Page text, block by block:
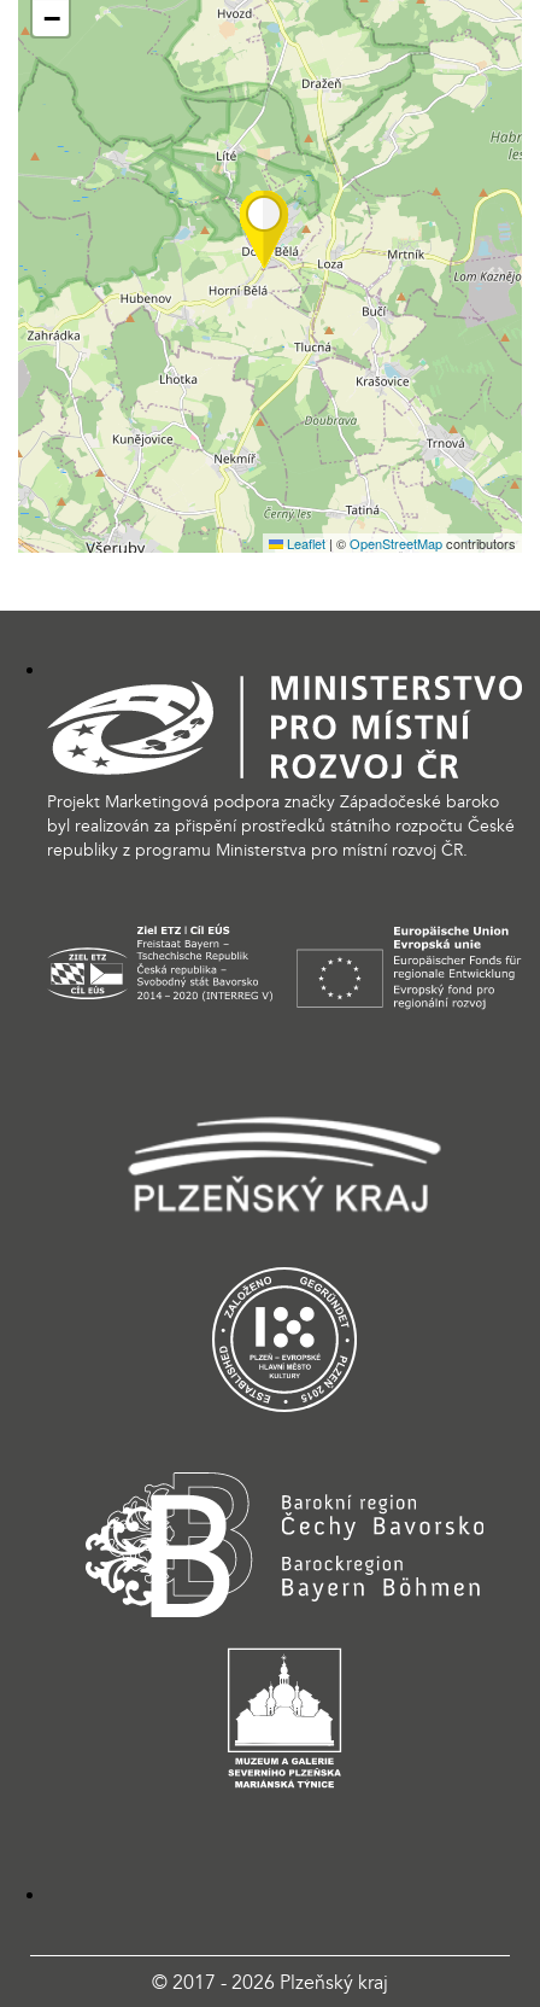
−
Leaflet | ©OpenStreetMapcontributors
Projekt Marketingová podpora značky Západočeské baroko
byl realizován za přispění prostředků státního rozpočtu České
republiky z programu Ministerstva pro místní rozvoj ČR.
© 2017 - 2026 Plzeňský kraj